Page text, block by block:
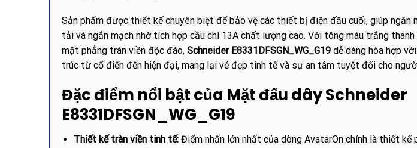
Sản phẩm được thiết kế chuyên biệt để bảo vệ các thiết bị điện đầu cuối, giúp ngăn
tải và ngắn mạch nhờ tích hợp cầu chì 13A chất lượng cao. Với tông màu trắng thanh
mặt phẳng tràn viền độc đáo, Schneider E8331DFSGN_WG_G19dễ dàng hòa hợp
trúc từ cổ điển đến hiện đại, mang lại vẻ đẹp tinh tế và sự an tâm tuyệt đối cho
Đặc điểm nổi bật của Mặt đấu dây Schneider
E8331DFSGN_WG_G19
Thiết kế tràn viền tinh tế: Điểm nhấn lớn nhất của dòng AvatarOn chính là thiết kế